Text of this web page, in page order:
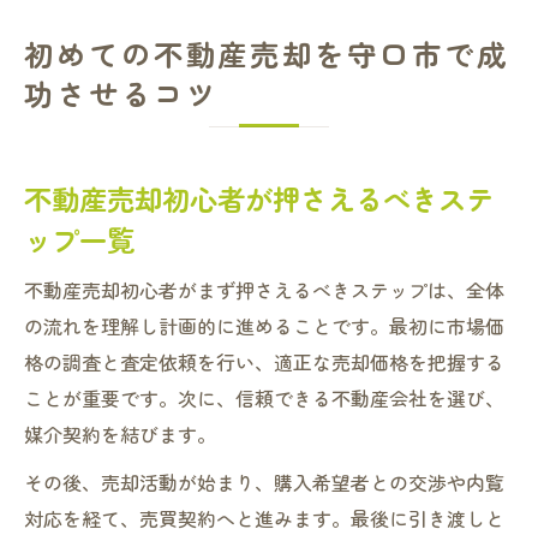
初めての不動産売却を守口市で成
功させるコツ
不動産売却初心者が押さえるべきステ
ップ一覧
不動産売却初心者がまず押さえるべきステップは、全体
の流れを理解し計画的に進めることです。最初に市場価
格の調査と査定依頼を行い、適正な売却価格を把握する
ことが重要です。次に、信頼できる不動産会社を選び、
媒介契約を結びます。
その後、売却活動が始まり、購入希望者との交渉や内覧
対応を経て、売買契約へと進みます。最後に引き渡しと